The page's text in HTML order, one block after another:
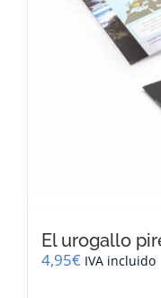
El urogallo
4,95€ IVA incluido